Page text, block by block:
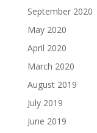
September 2020
May 2020
April 2020
March 2020
August 2019
July 2019
June 2019